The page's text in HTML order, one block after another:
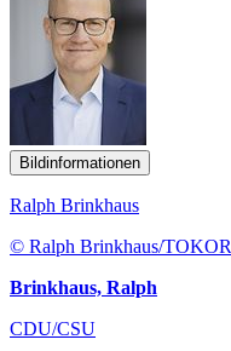
Bildinformationen
Ralph Brinkhaus
© Ralph Brinkhaus/
Brinkhaus, Ralph
CDU/CSU